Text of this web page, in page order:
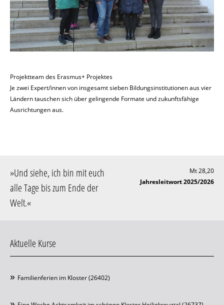
Projektteam des Erasmus+ Projektes
Je zwei Expert/innen von insgesamt sieben Bildungsinstitutionen aus vier
Ländern tauschen sich über gelingende Formate und zukunftsfähige
Ausrichtungen aus.
»Und siehe, ich bin mit euch
alle Tage bis zum Ende der
Welt.«
Mt 28,20
Jahresleitwort 2025/2026
Aktuelle Kurse
Familienferien im Kloster (26402)